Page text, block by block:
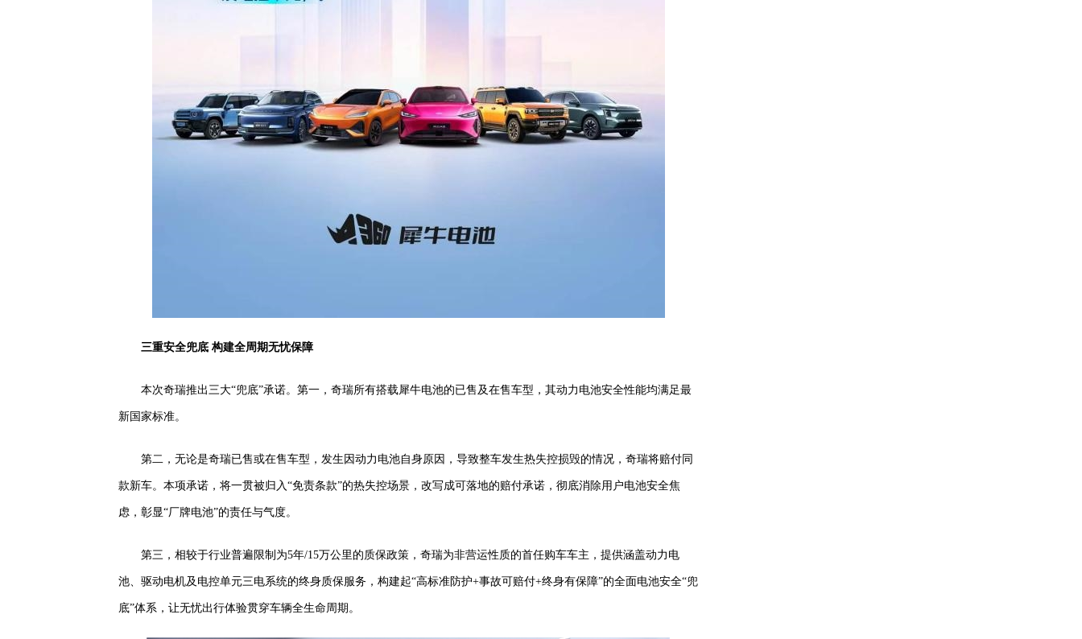
三重安全兜底 构建全周期无忧保障
本次奇瑞推出三大“兜底”承诺。第一，奇瑞所有搭载犀牛电池的已售及在售车型，其动力电池安全性能均满足最
新国家标准。
第二，无论是奇瑞已售或在售车型，发生因动力电池自身原因，导致整车发生热失控损毁的情况，奇瑞将赔付同
款新车。本项承诺，将一贯被归入“免责条款”的热失控场景，改写成可落地的赔付承诺，彻底消除用户电池安全焦
虑，彰显“厂牌电池”的责任与气度。
第三，相较于行业普遍限制为5年/15万公里的质保政策，奇瑞为非营运性质的首任购车车主，提供涵盖动力电
池、驱动电机及电控单元三电系统的终身质保服务，构建起“高标准防护+事故可赔付+终身有保障”的全面电池安全“兜
底”体系，让无忧出行体验贯穿车辆全生命周期。